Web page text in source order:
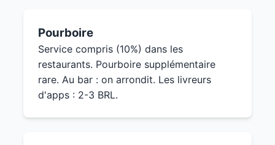
Pourboire
Service compris (10%) dans les
restaurants. Pourboire supplémentaire
rare. Au bar : on arrondit. Les livreurs
d'apps : 2-3 BRL.